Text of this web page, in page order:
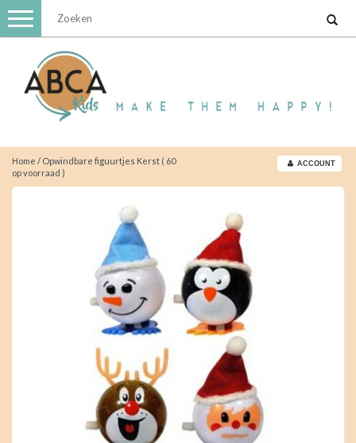
Toggle
navigation
Home / Opwindbare figuurtjes Kerst ( 60
op voorraad )
ACCOUNT